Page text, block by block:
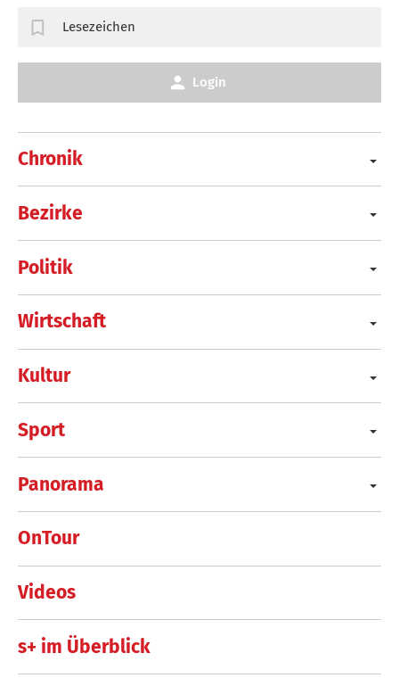
Chronik
Bezirke
Politik
Wirtschaft
Kultur
Sport
Panorama
OnTour
Videos
s+ im Überblick
Lesezeichen
Login